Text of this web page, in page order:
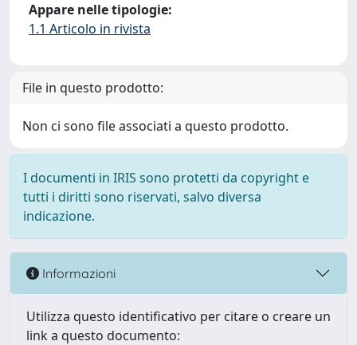
Appare nelle tipologie:
1.1 Articolo in rivista
File in questo prodotto:
Non ci sono file associati a questo prodotto.
I documenti in IRIS sono protetti da copyright e
tutti i diritti sono riservati, salvo diversa
indicazione.
Informazioni
Utilizza questo identificativo per citare o creare un
link a questo documento: